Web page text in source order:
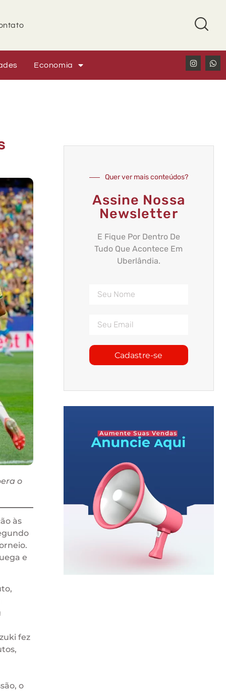
Economia
o
às
e
fez
o
Quer ver mais conteúdos?
Assine Nossa
Newsletter
E Fique Por Dentro De
Tudo Que Acontece Em
Uberlândia.
Cadastre-se